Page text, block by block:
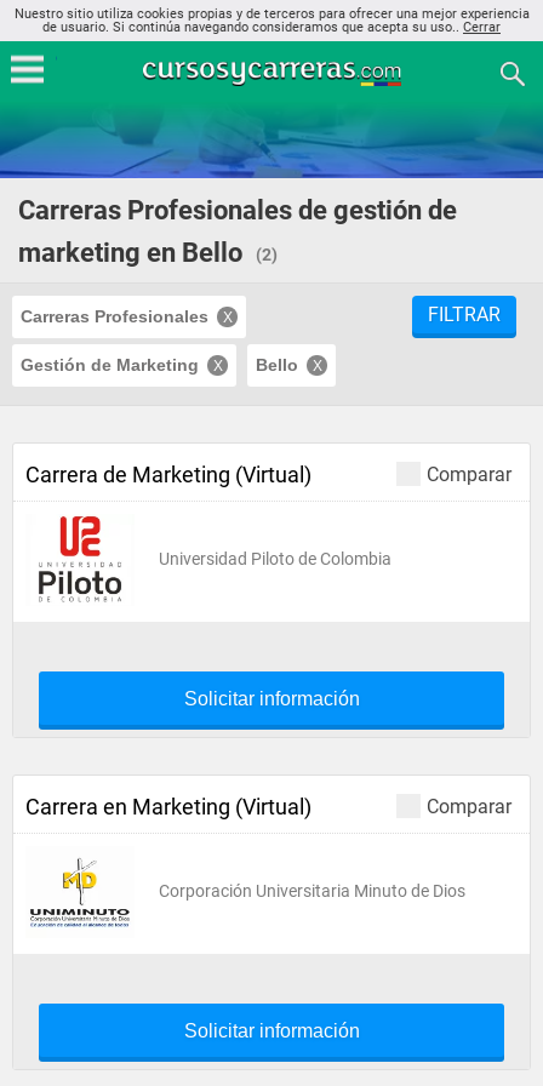
Nuestro sitio utiliza cookies propias y de terceros para ofrecer una mejor experiencia
de usuario. Si continúa navegando consideramos que acepta su uso.. Cerrar
Carreras Profesionales de gestión de
marketing en Bello
(2)
Carreras Profesionales
Gestión de Marketing Bello
FILTRAR
Comparar
Carrera de Marketing (Virtual)
Universidad Piloto de Colombia
Solicitar información
Comparar
Carrera en Marketing (Virtual)
Corporación Universitaria Minuto de Dios
Solicitar información